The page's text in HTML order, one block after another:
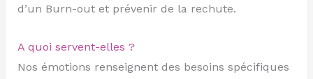
d’un Burn-out et prévenir de la rechute.
A quoi servent-elles ?
Nos émotions renseignent des besoins spécifiques